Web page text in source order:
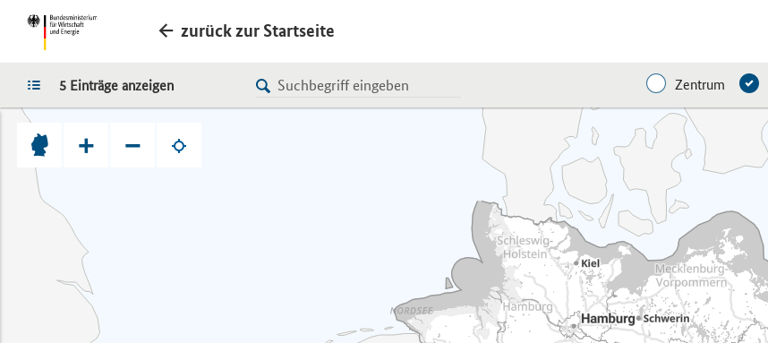
zurück zur Startseite
LISTE Zentrum
5 Einträge anzeigen
+ −